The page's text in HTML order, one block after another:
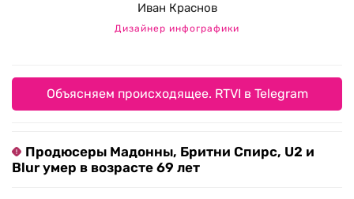
Иван Краснов
Дизайнер инфографики
Объясняем происходящее. RTVI в Telegram
Продюсеры Мадонны, Бритни Спирс, U2 и
Blur умер в возрасте 69 лет